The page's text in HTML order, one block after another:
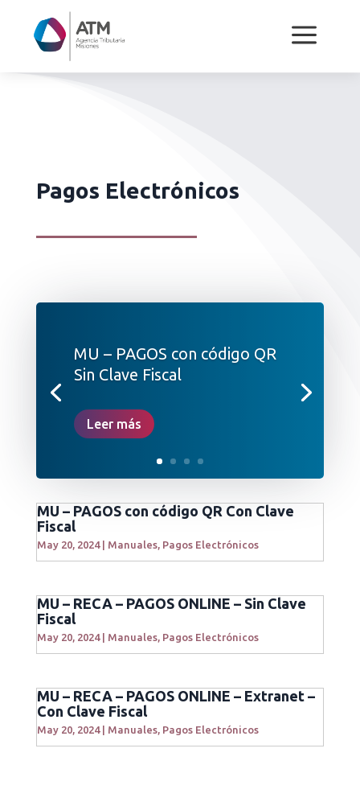
a
Pagos Electrónicos
MU – PAGOS con código QR
Sin Clave Fiscal
Leer más
MU – PAGOS con código QR Con Clave
Fiscal
May 20, 2024| Manuales, Pagos Electrónicos
MU – RECA – PAGOS ONLINE – Sin Clave
Fiscal
May 20, 2024| Manuales, Pagos Electrónicos
MU – RECA – PAGOS ONLINE – Extranet –
Con Clave Fiscal
May 20, 2024| Manuales, Pagos Electrónicos